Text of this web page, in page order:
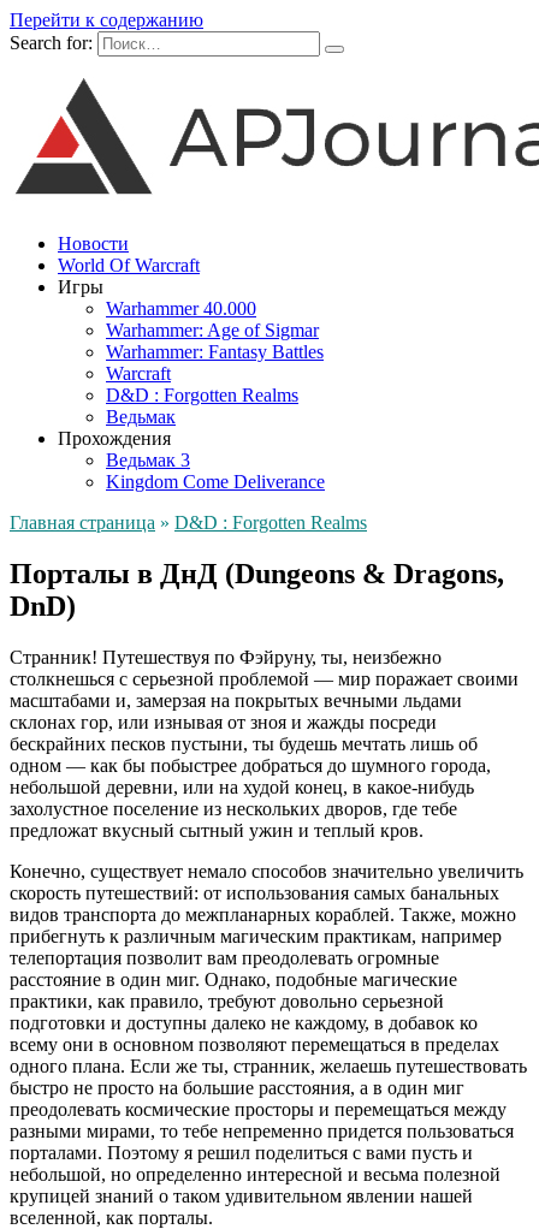
Перейти к содержанию
Search for:
Новости
World Of Warcraft
Игры
Warhammer 40.000
Warhammer: Age of Sigmar
Warhammer: Fantasy Battles
Warcraft
D&D : Forgotten Realms
Ведьмак
Прохождения
Ведьмак 3
Kingdom Come Deliverance
Главная страница » D&D : Forgotten Realms
Порталы в ДнД (Dungeons & Dragons,
DnD)
Странник! Путешествуя по Фэйруну, ты, неизбежно
столкнешься с серьезной проблемой — мир поражает своими
масштабами и, замерзая на покрытых вечными льдами
склонах гор, или изнывая от зноя и жажды посреди
бескрайних песков пустыни, ты будешь мечтать лишь об
одном — как бы побыстрее добраться до шумного города,
небольшой деревни, или на худой конец, в какое-нибудь
захолустное поселение из нескольких дворов, где тебе
предложат вкусный сытный ужин и теплый кров.
Конечно, существует немало способов значительно увеличить
скорость путешествий: от использования самых банальных
видов транспорта до межпланарных кораблей. Также, можно
прибегнуть к различным магическим практикам, например
телепортация позволит вам преодолевать огромные
расстояние в один миг. Однако, подобные магические
практики, как правило, требуют довольно серьезной
подготовки и доступны далеко не каждому, в добавок ко
всему они в основном позволяют перемещаться в пределах
одного плана. Если же ты, странник, желаешь путешествовать
быстро не просто на большие расстояния, а в один миг
преодолевать космические просторы и перемещаться между
разными мирами, то тебе непременно придется пользоваться
порталами. Поэтому я решил поделиться с вами пусть и
небольшой, но определенно интересной и весьма полезной
крупицей знаний о таком удивительном явлении нашей
вселенной, как порталы.